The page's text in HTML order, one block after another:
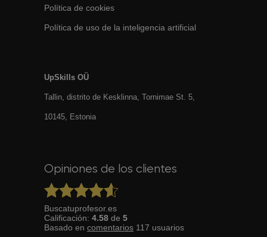
Política de cookies
Política de uso de la inteligencia artificial
UpSkills OÜ
Tallin, distrito de Kesklinna, Tornimаe St. 5,
10145, Estonia
Opiniones de los clientes
Buscatuprofesor.es
Calificación: 4.58 de 5
Basado en comentarios 117 usuarios